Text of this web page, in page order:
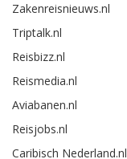
Zakenreisnieuws.nl
Triptalk.nl
Reisbizz.nl
Reismedia.nl
Aviabanen.nl
Reisjobs.nl
Caribisch Nederland.nl